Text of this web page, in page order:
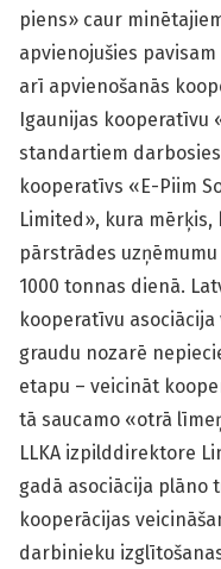
piens» caur
apvienojušies
arī apvienošanās
Igaunijas kooperatīvu
standartiem
kooperatīvs «E-Piim
Limited», kura
pārstrādes
1000 tonnas dienā.
kooperatīvu
graudu nozarē
etapu – veicināt
tā saucamo «otrā
LLKA izpilddirektore
gadā asociācija plāno
kooperācijas
darbinieku